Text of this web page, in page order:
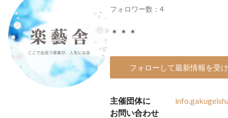
フォロワー数：4
＊＊＊
フォローして最新情報を受
主催団体に
お問い合わせ